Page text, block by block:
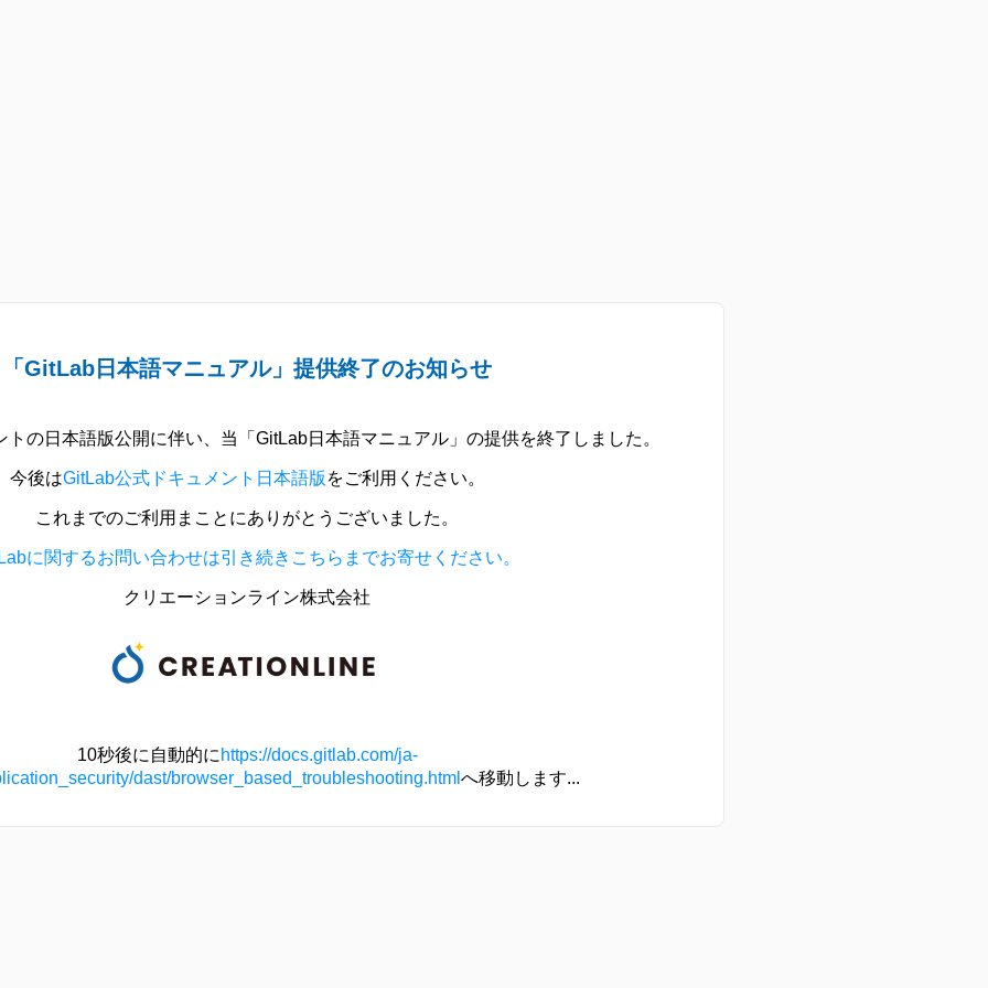
「GitLab日本語マニュアル」提供終了のお知らせ
の日本語版公開に伴い、当「GitLab日本語マニュアル」の提供を終了しました。
今後はGitLab公式ドキュメント日本語版 をご利用ください。
これまでのご利用まことにありがとうございました。
に関するお問い合わせは引き続きこちらまでお寄せください。
クリエーションライン株式会社
10秒後に自動的に https://docs.gitlab.com/ja-
dast/browser_based_troubleshooting.html へ移動します...